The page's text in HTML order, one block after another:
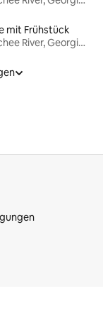
mit Frühstück
Chattahoochee River, Georgia Bank